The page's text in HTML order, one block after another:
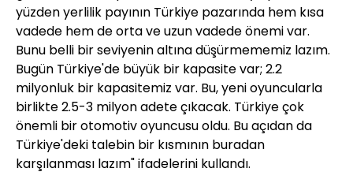
yüzden yerlilik payının Türkiye pazarında hem kısa
vadede hem de orta ve uzun vadede önemi var.
Bunu belli bir seviyenin altına düşürmememiz lazım.
Bugün Türkiye'de büyük bir kapasite var; 2.2
milyonluk bir kapasitemiz var. Bu, yeni oyuncularla
birlikte 2.5-3 milyon adete çıkacak. Türkiye çok
önemli bir otomotiv oyuncusu oldu. Bu açıdan da
Türkiye'deki talebin bir kısmının buradan
karşılanması lazım" ifadelerini kullandı.